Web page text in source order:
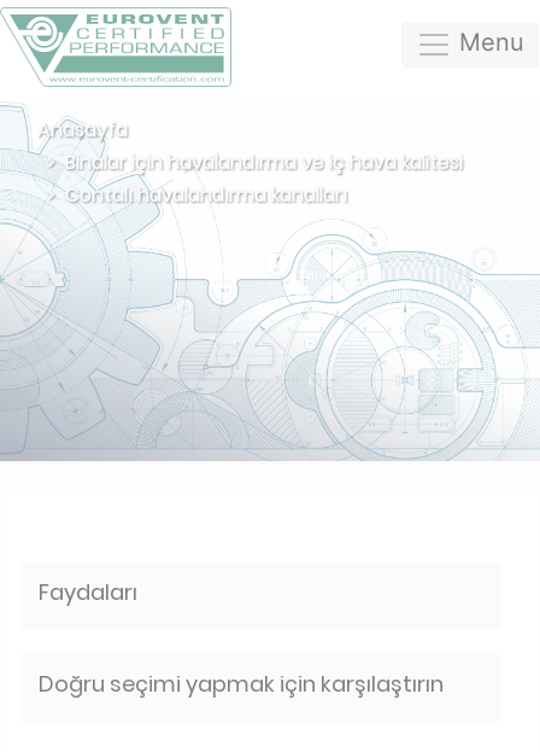
Menu
Anasayfa
Binalar için havalandırma ve iç hava kalitesi
Contalı havalandırma kanalları
Faydaları
Doğru seçimi yapmak için karşılaştırın